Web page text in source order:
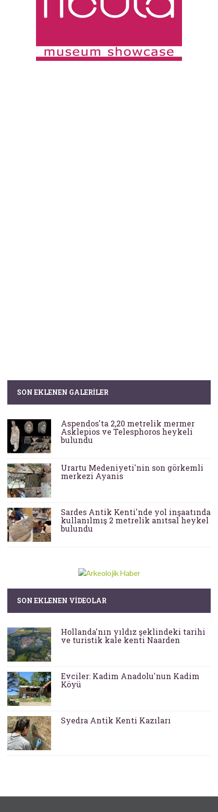
SON EKLENEN GALERILER
Aspendos'ta 2,20 metrelik mermer
Asklepios ve Telesphoros heykeli
bulundu
Urartu Medeniyeti'nin son görkemli
merkezi Ayanis
Sardes Antik Kenti'nde yol inşaatında
kullanılmış 2 metrelik anıtsal heykel
bulundu
SON EKLENEN VIDEOLAR
Hollanda'nın yıldız şeklindeki tarihi
ve turistik kale kenti Naarden
Evciler: Kadim Anadolu'nun Kadim
Köyü
Syedra Antik Kenti Kazıları